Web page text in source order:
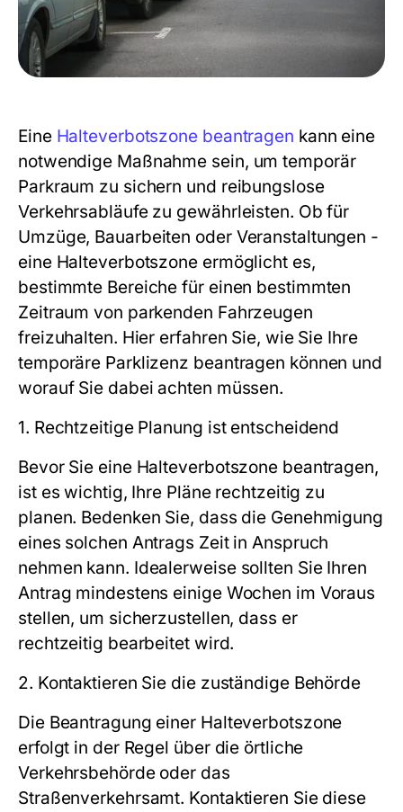
Eine Halteverbotszone beantragen kann eine
notwendige Maßnahme sein, um temporär
Parkraum zu sichern und reibungslose
Verkehrsabläufe zu gewährleisten. Ob für
Umzüge, Bauarbeiten oder Veranstaltungen -
eine Halteverbotszone ermöglicht es,
bestimmte Bereiche für einen bestimmten
Zeitraum von parkenden Fahrzeugen
freizuhalten. Hier erfahren Sie, wie Sie Ihre
temporäre Parklizenz beantragen können und
worauf Sie dabei achten müssen.
1. Rechtzeitige Planung ist entscheidend
Bevor Sie eine Halteverbotszone beantragen,
ist es wichtig, Ihre Pläne rechtzeitig zu
planen. Bedenken Sie, dass die Genehmigung
eines solchen Antrags Zeit in Anspruch
nehmen kann. Idealerweise sollten Sie Ihren
Antrag mindestens einige Wochen im Voraus
stellen, um sicherzustellen, dass er
rechtzeitig bearbeitet wird.
2. Kontaktieren Sie die zuständige Behörde
Die Beantragung einer Halteverbotszone
erfolgt in der Regel über die örtliche
Verkehrsbehörde oder das
Straßenverkehrsamt. Kontaktieren Sie diese